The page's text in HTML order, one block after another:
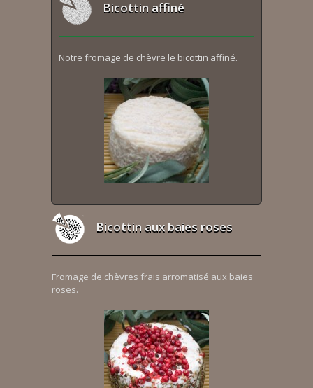
Bicottin affiné
Notre fromage de chèvre le bicottin affiné.
Bicottin aux baies roses
Fromage de chèvres frais arromatisé aux baies
roses.